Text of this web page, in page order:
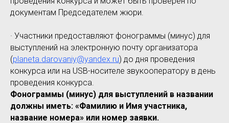
документам Председателем жюри.
· Участники предоставляют фонограммы (минус) для
выступлений на электронную почту организатора
(planeta.darovaniy@yandex.ru) до дня проведения
конкурса или на USB-носителе звукооператору в день
проведения конкурса.
Фонограммы (минус) для выступлений в названии
должны иметь: «Фамилию и Имя участника,
название номера» или номер заявки.